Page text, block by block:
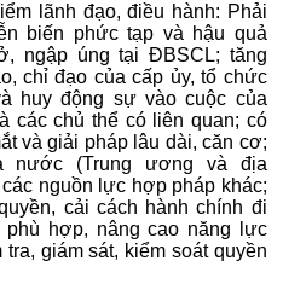
lãnh đạo, điều hành: Phải
biến phức tạp và hậu quả
ngập úng tại ĐBSCL; tăng
chỉ đạo của cấp ủy, tổ chức
huy động sự vào cuộc của
các chủ thể có liên quan; có
và giải pháp lâu dài, căn cơ;
nước (Trung ương và địa
nguồn lực hợp pháp khác;
cải cách hành chính đi
hợp, nâng cao năng lực
giám sát, kiểm soát quyền